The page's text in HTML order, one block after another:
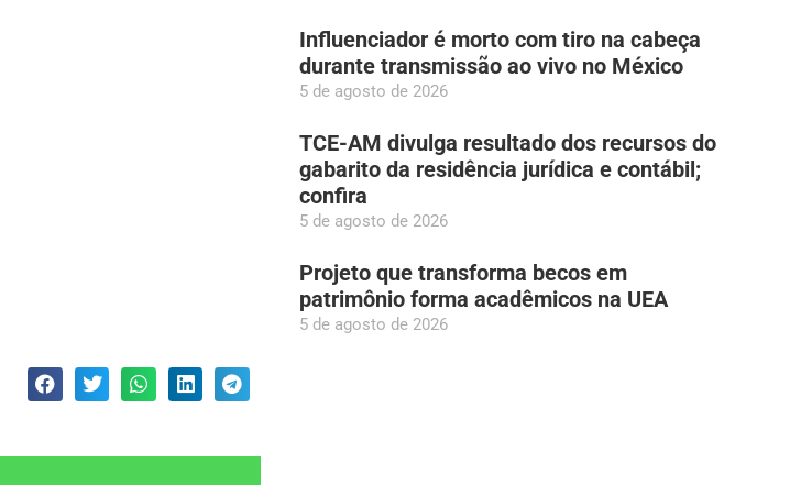
Influenciador é morto com tiro na cabeça
durante transmissão ao vivo no México
5 de agosto de 2026
TCE-AM divulga resultado dos recursos do
gabarito da residência jurídica e contábil;
confira
5 de agosto de 2026
Projeto que transforma becos em
patrimônio forma acadêmicos na UEA
5 de agosto de 2026